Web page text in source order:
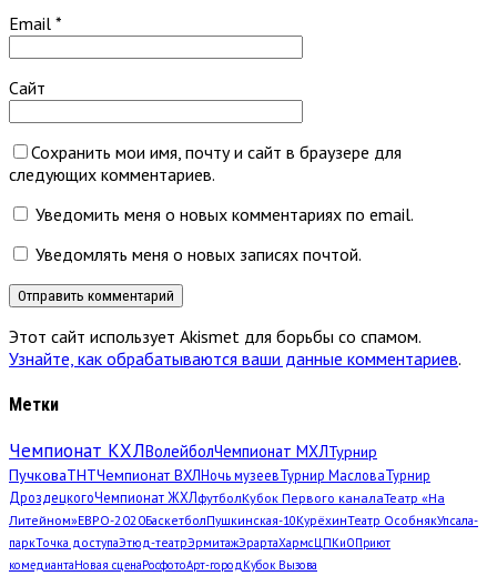
Email *
Сайт
Сохранить мои имя, почту и сайт в браузере для
следующих комментариев.
Уведомить меня о новых комментариях по email.
Уведомлять меня о новых записях почтой.
Этот сайт использует Akismet для борьбы со спамом.
Узнайте, как обрабатываются ваши данные комментариев.
Метки
Чемпионат КХЛВолейболЧемпионат МХЛТурнир
ПучковаТНТЧемпионат ВХЛНочь музеевТурнир МасловаТурнир
ДроздецкогоЧемпионат ЖХЛфутболКубок Первого каналаТеатр «На
Литейном»ЕВРО-2020БаскетболПушкинская-10КурёхинТеатр ОсобнякУпсала-
паркТочка доступаЭтюд-театрЭрмитажЭрартаХармсЦПКиОПриют
комедиантаНовая сценаРосфотоАрт-город Кубок Вызова